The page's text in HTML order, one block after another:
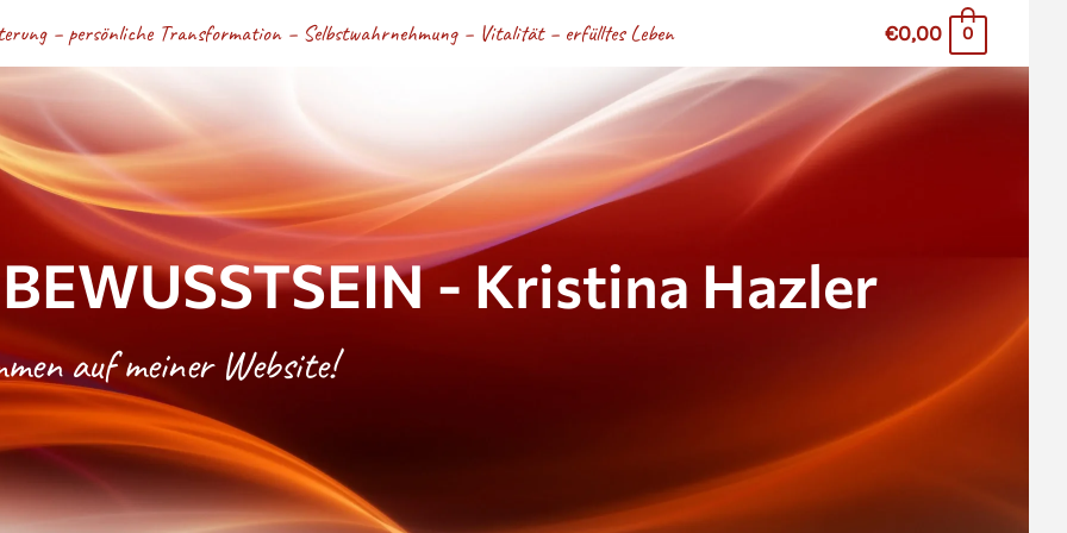
– persönliche Transformation – Selbstwahrnehmung – Vitalität – erfülltes Leben €0,00 0
- Kristina Hazler
auf meiner Website!